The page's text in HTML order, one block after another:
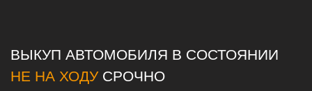
ВЫКУП АВТОМОБИЛЯ В СОСТОЯНИИ
НЕ НА ХОДУСРОЧНО